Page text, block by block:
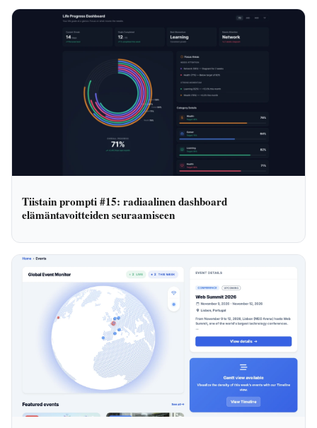
Tiistain prompti #15: radiaalinen dashboard
elämäntavoitteiden seuraamiseen